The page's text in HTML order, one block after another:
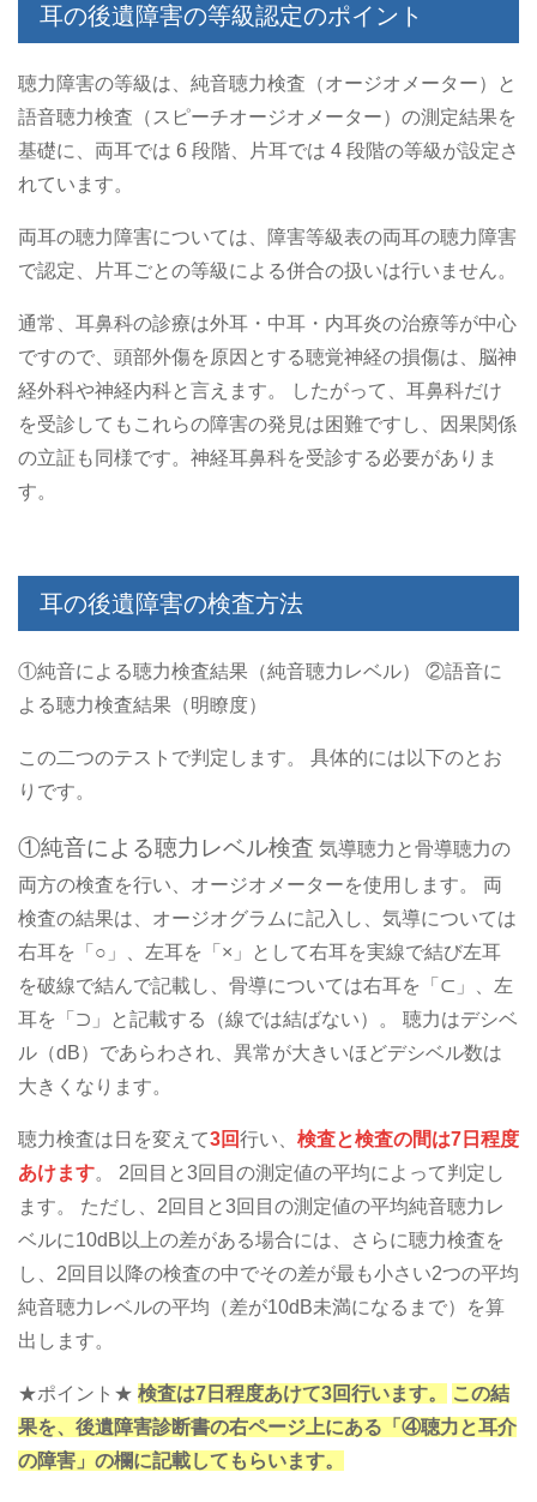
耳の後遺障害の等級認定のポイント
聴力障害の等級は、純音聴力検査（オージオメーター）と
語音聴力検査（スピーチオージオメーター）の測定結果を
基礎に、両耳では 6 段階、片耳では 4 段階の等級が設定さ
れています。
両耳の聴力障害については、障害等級表の両耳の聴力障害
で認定、片耳ごとの等級による併合の扱いは行いません。
通常、耳鼻科の診療は外耳・中耳・内耳炎の治療等が中心
ですので、頭部外傷を原因とする聴覚神経の損傷は、脳神
経外科や神経内科と言えます。
したがって、耳鼻科だけ
を受診してもこれらの障害の発見は困難ですし、因果関係
の立証も同様です。神経耳鼻科を受診する必要がありま
す。
耳の後遺障害の検査方法
①純音による聴力検査結果（純音聴力レベル）
②語音に
よる聴力検査結果（明瞭度）
この二つのテストで判定します。 具体的には以下のとお
りです。
①純音による聴力レベル検査 気導聴力と骨導聴力の
両方の検査を行い、オージオメーターを使用します。
両
検査の結果は、オージオグラムに記入し、気導については
右耳を「○」、左耳を「×」として右耳を実線で結び左耳
を破線で結んで記載し、骨導については右耳を「⊂」、左
耳を「⊃」と記載する（線では結ばない）。
聴力はデシベ
ル（dB）であらわされ、異常が大きいほどデシベル数は
大きくなります。
聴力検査は日を変えて3回行い、 検査と検査の間は7日程度
あけます。
2回目と3回目の測定値の平均によって判定し
ます。
ただし、2回目と3回目の測定値の平均純音聴力レ
ベルに10dB以上の差がある場合には、さらに聴力検査を
し、2回目以降の検査の中でその差が最も小さい2つの平均
純音聴力レベルの平均（差が10dB未満になるまで）を算
出します。
★ポイント★ 検査は7日程度あけて3回行います。
この結
果を、後遺障害診断書の右ページ上にある「④聴力と耳介
の障害」の欄に記載してもらいます。